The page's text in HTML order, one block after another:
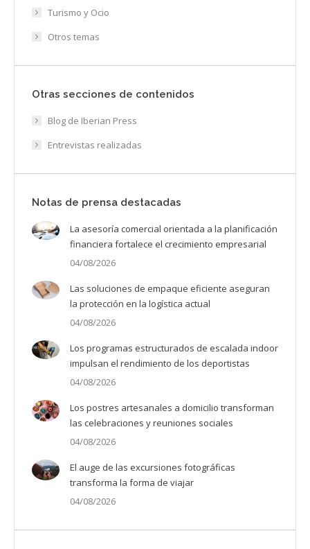
Turismo y Ocio
Otros temas
Otras secciones de contenidos
Blog de Iberian Press
Entrevistas realizadas
Notas de prensa destacadas
La asesoría comercial orientada a la planificación
financiera fortalece el crecimiento empresarial
04/08/2026
Las soluciones de empaque eficiente aseguran
la protección en la logística actual
04/08/2026
Los programas estructurados de escalada indoor
impulsan el rendimiento de los deportistas
04/08/2026
Los postres artesanales a domicilio transforman
las celebraciones y reuniones sociales
04/08/2026
El auge de las excursiones fotográficas
transforma la forma de viajar
04/08/2026